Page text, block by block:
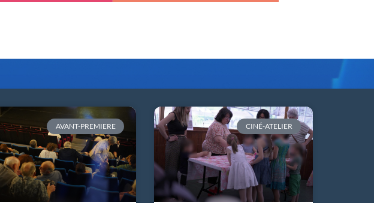
AVANT-PREMIERE CINÉ-ATELIER